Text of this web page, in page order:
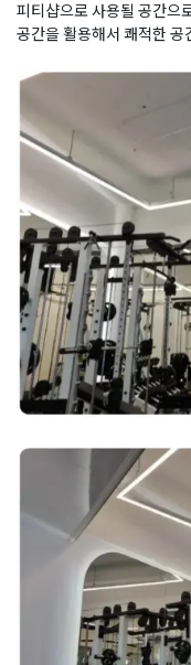
피티샵으로 사용될 공간으
공간을 활용해서 쾌적한